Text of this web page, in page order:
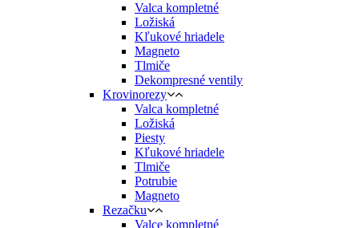
Valca kompletné
Ložiská
Kľukové hriadele
Magneto
Tlmiče
Dekompresné ventily
Krovinorezy
Valca kompletné
Ložiská
Piesty
Kľukové hriadele
Tlmiče
Potrubie
Magneto
Rezačku
Valce kompletné